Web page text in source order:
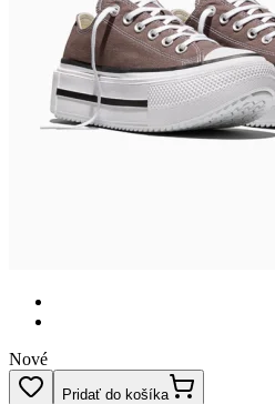
Nové
Pridať do košíka